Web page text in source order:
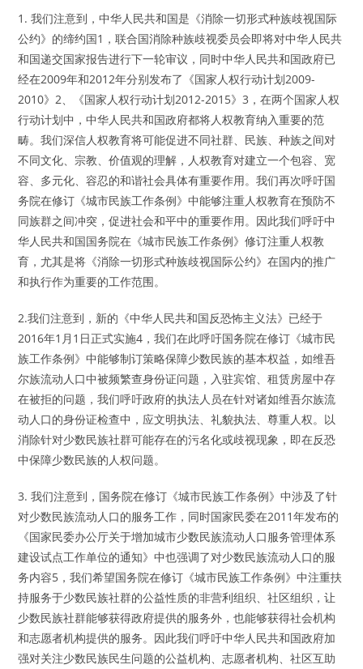
1. 我们注意到，中华人民共和国是《消除一切形式种族歧视国际
公约》的缔约国1，联合国消除种族歧视委员会即将对中华人民共
和国递交国家报告进行下一轮审议，同时中华人民共和国政府已
经在2009年和2012年分别发布了《国家人权行动计划2009-
2010》2、《国家人权行动计划2012-2015》3，在两个国家人权
行动计划中，中华人民共和国政府都将人权教育纳入重要的范
畴。我们深信人权教育将可能促进不同社群、民族、种族之间对
不同文化、宗教、价值观的理解，人权教育对建立一个包容、宽
容、多元化、容忍的和谐社会具体有重要作用。我们再次呼吁国
务院在修订《城市民族工作条例》中能够注重人权教育在预防不
同族群之间冲突，促进社会和平中的重要作用。因此我们呼吁中
华人民共和国国务院在《城市民族工作条例》修订注重人权教
育，尤其是将《消除一切形式种族歧视国际公约》在国内的推广
和执行作为重要的工作范围。
2.我们注意到，新的《中华人民共和国反恐怖主义法》已经于
2016年1月1日正式实施4，我们在此呼吁国务院在修订《城市民
族工作条例》中能够制订策略保障少数民族的基本权益，如维吾
尔族流动人口中被频繁查身份证问题，入驻宾馆、租赁房屋中存
在被拒的问题，我们呼吁政府的执法人员在针对诸如维吾尔族流
动人口的身份证检查中，应文明执法、礼貌执法、尊重人权。以
消除针对少数民族社群可能存在的污名化或歧视现象，即在反恐
中保障少数民族的人权问题。
3. 我们注意到，国务院在修订《城市民族工作条例》中涉及了针
对少数民族流动人口的服务工作，同时国家民委在2011年发布的
《国家民委办公厅关于增加城市少数民族流动人口服务管理体系
建设试点工作单位的通知》中也强调了对少数民族流动人口的服
务内容5，我们希望国务院在修订《城市民族工作条例》中注重扶
持服务于少数民族社群的公益性质的非营利组织、社区组织，让
少数民族社群能够获得政府提供的服务外，也能够获得社会机构
和志愿者机构提供的服务。因此我们呼吁中华人民共和国政府加
强对关注少数民族民生问题的公益机构、志愿者机构、社区互助